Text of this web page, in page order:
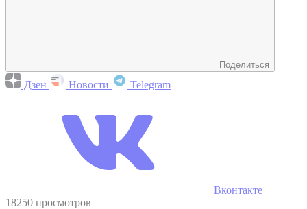
Поделиться
Дзен Новости Telegram
Вконтакте
18250 просмотров